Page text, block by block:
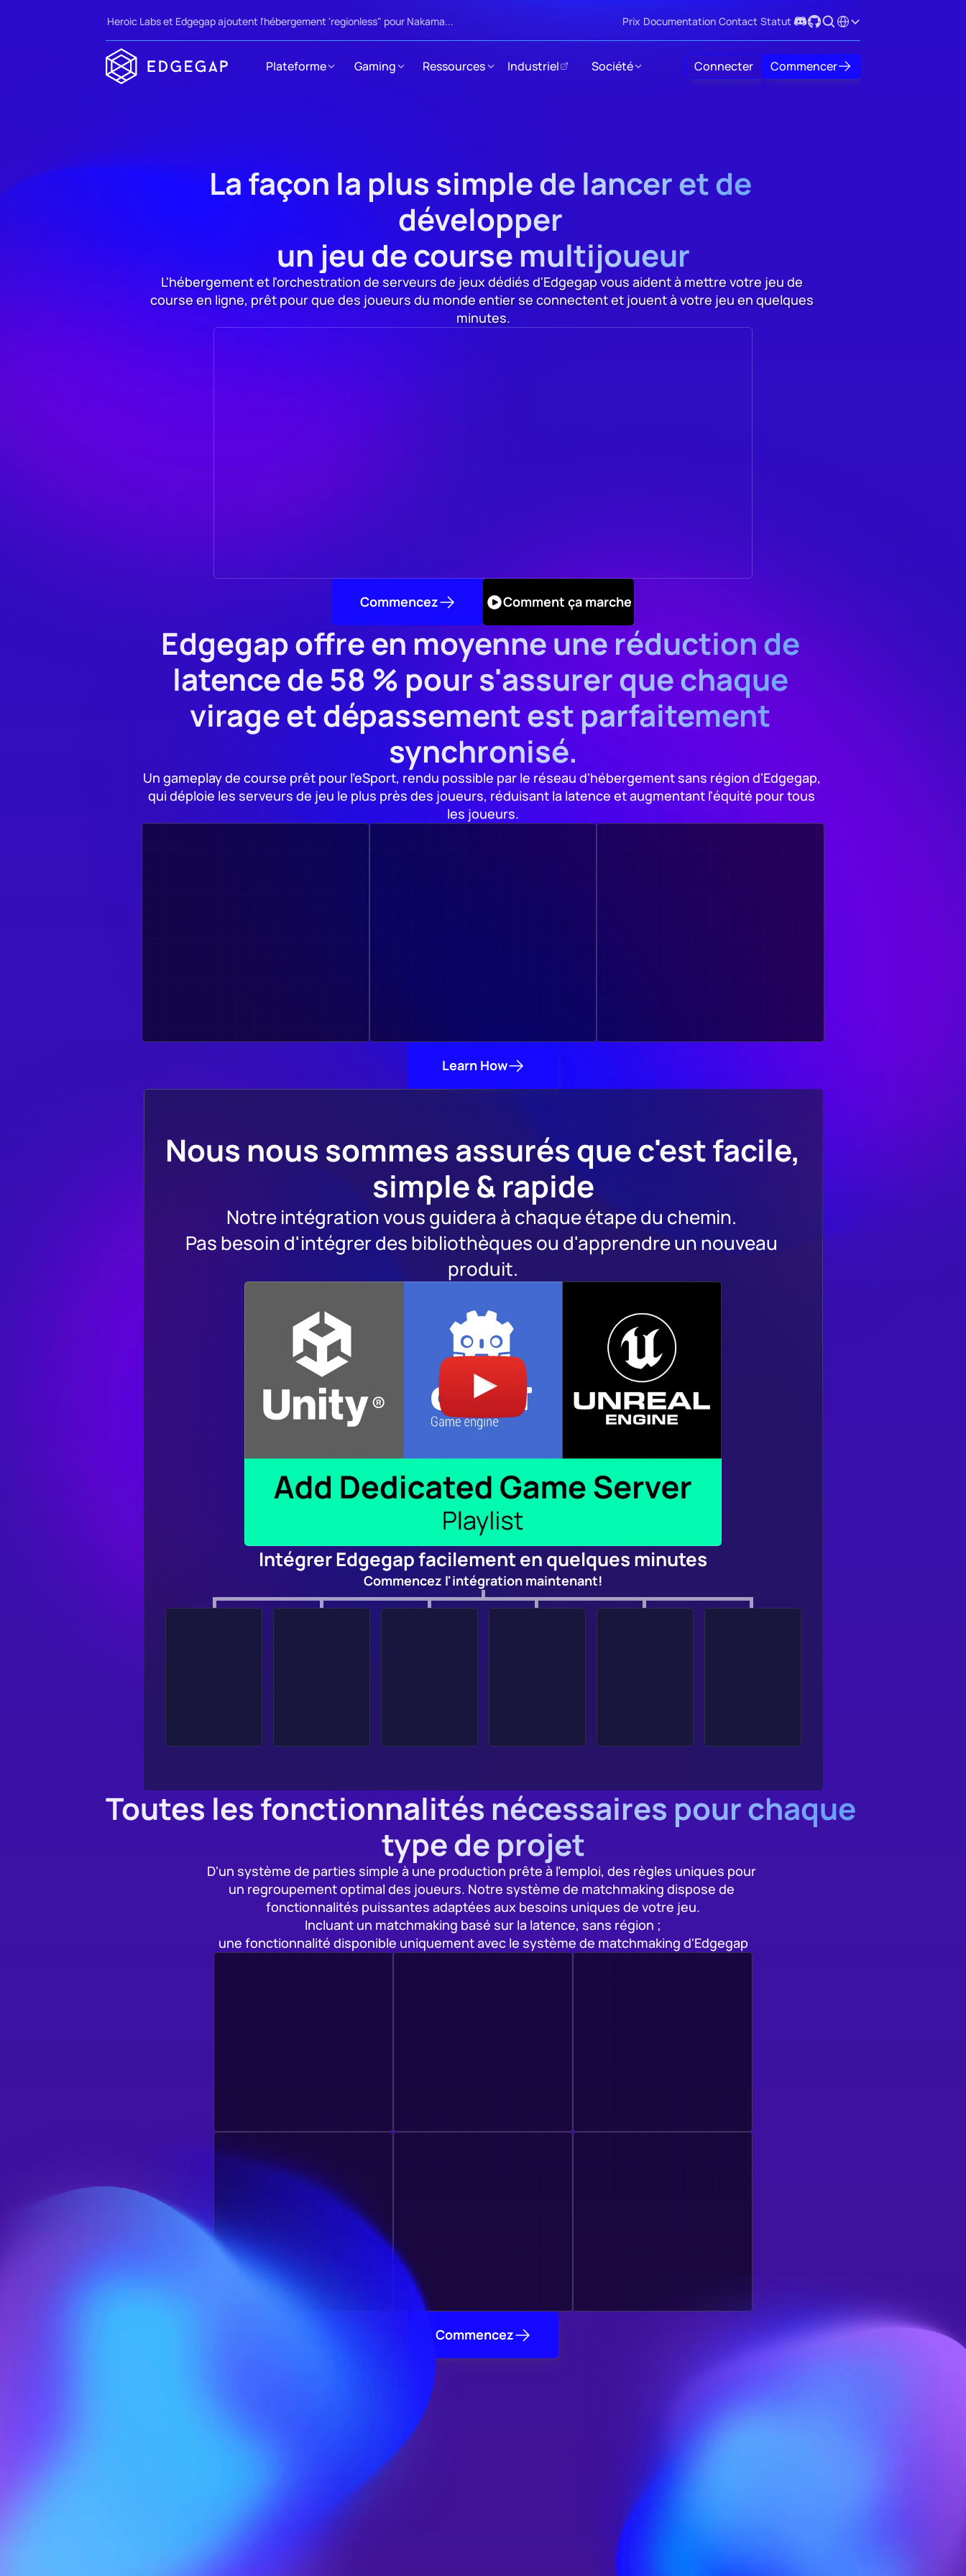
Heroic Labs et Edgegap ajoutent l'hébergement 'regionless" pour Nakama... Prix Documentation Contact Statut Select Language
Plateforme Gaming Ressources Industriel Société Connecter Commencer
La façon la plus simple de lancer et de
développer
un jeu de course multijoueur
L'hébergement et l'orchestration de serveurs de jeux dédiés d'Edgegap vous aident à mettre votre jeu de
course en ligne, prêt pour que des joueurs du monde entier se connectent et jouent à votre jeu en quelques
minutes.
Commencez Comment ça marche
Edgegap offre en moyenne une réduction de
latence de 58 % pour s'assurer que chaque
virage et dépassement est parfaitement
synchronisé.
Un gameplay de course prêt pour l'eSport, rendu possible par le réseau d'hébergement sans région d'Edgegap,
qui déploie les serveurs de jeu le plus près des joueurs, réduisant la latence et augmentant l'équité pour tous
les joueurs.
Learn How
Nous nous sommes assurés que c'est facile,
simple & rapide
Notre intégration vous guidera à chaque étape du chemin.
Pas besoin d'intégrer des bibliothèques ou d'apprendre un nouveau
produit.
Intégrer Edgegap facilement en quelques minutes
Commencez l'intégration maintenant!
Toutes les fonctionnalités nécessaires pour chaque
type de projet
D'un système de parties simple à une production prête à l'emploi, des règles uniques pour
un regroupement optimal des joueurs. Notre système de matchmaking dispose de
fonctionnalités puissantes adaptées aux besoins uniques de votre jeu.
Incluant un matchmaking basé sur la latence, sans région ;
une fonctionnalité disponible uniquement avec le système de matchmaking d'Edgegap
Commencez